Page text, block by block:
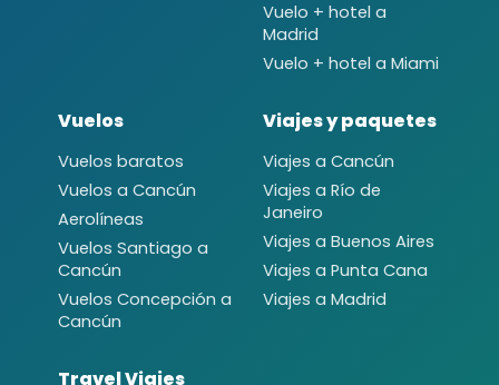
Vuelo + hotel a
Madrid
Vuelo + hotel a Miami
Vuelos
Vuelos baratos
Vuelos a Cancún
Aerolíneas
Vuelos Santiago a
Cancún
Vuelos Concepción a
Cancún
Viajes y paquetes
Viajes a Cancún
Viajes a Río de
Janeiro
Viajes a Buenos Aires
Viajes a Punta Cana
Viajes a Madrid
Travel Viajes